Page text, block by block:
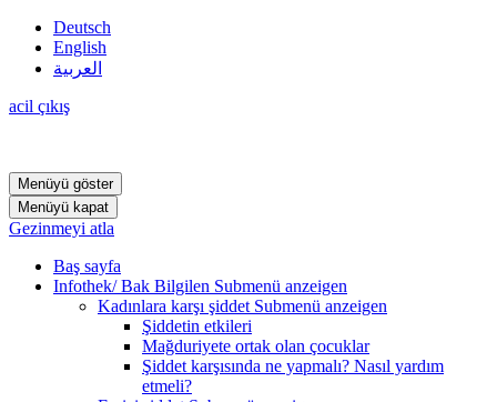
Deutsch
English
العربية
acil çıkış
Menüyü göster
Menüyü kapat
Gezinmeyi atla
Baş sayfa
Infothek/ Bak Bilgilen Submenü anzeigen
Kadınlara karşı şiddet Submenü anzeigen
Şiddetin etkileri
Mağduriyete ortak olan çocuklar
Şiddet karşısında ne yapmalı? Nasıl yardım
etmeli?